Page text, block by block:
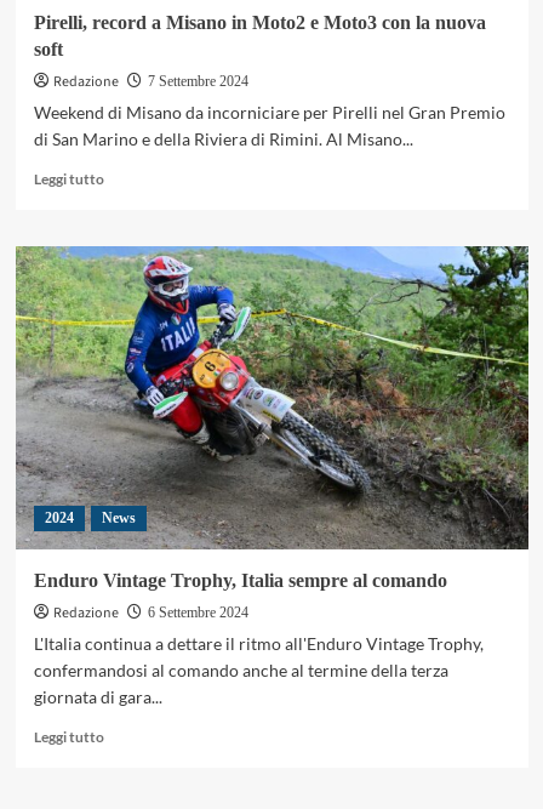
Pirelli, record a Misano in Moto2 e Moto3 con la nuova
soft
Redazione
7 Settembre 2024
Weekend di Misano da incorniciare per Pirelli nel Gran Premio
di San Marino e della Riviera di Rimini. Al Misano...
Leggi tuttoLeggi
su
Pirelli,
record
a
Misano
in
Moto2
e
Moto3
con
la
nuova
soft
2024 News
Enduro Vintage Trophy, Italia sempre al comando
Redazione
6 Settembre 2024
L'Italia continua a dettare il ritmo all'Enduro Vintage Trophy,
confermandosi al comando anche al termine della terza
giornata di gara...
Leggi tuttoLeggi